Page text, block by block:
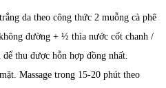
da theo công thức 2 muỗng cà phê
đường + ½ thìa nước cốt chanh /
thu được hỗn hợp đồng nhất.
Massage trong 15-20 phút theo